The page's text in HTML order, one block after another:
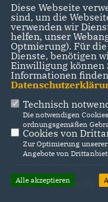
IMPRESSUM
CDU Deutschlands
CDU
CDU-Fraktion im
Diese Webseite
sind, um die
verwenden wir
helfen, unser
Optmierung). Für
Dienste, benötigen
Einwilligung können
Informationen
Technisch
Die notwendigen
ordnungsgemäßen
Cookies von
Zur Optimierung
Angebote von
Alle akzeptieren